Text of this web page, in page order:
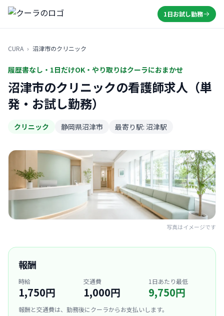
1日お試し勤務
CURA › 沼津市のクリニック
履歴書なし・1日だけOK・やり取りはクーラにおまかせ
沼津市のクリニックの看護師求人（単
発・お試し勤務）
クリニック 静岡県沼津市 最寄り駅: 沼津駅
写真はイメージです
報酬
時給
1,750円
交通費
1,000円
1日あたり最低
9,750円
報酬と交通費は、勤務後にクーラからお支払いします。